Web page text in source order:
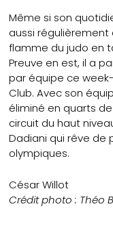
Même si son
aussi régulièrement
flamme du judo en
Preuve en est, il a
par équipe ce
Club. Avec son
éliminé en quarts de
circuit du haut
Dadiani qui rêve de
olympiques.
César Willot
Crédit photo : Théo